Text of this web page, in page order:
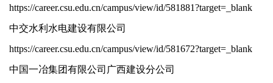
https://career.csu.edu.cn/campus/view/id/581881?target=_blank
中交水利水电建设有限公司
https://career.csu.edu.cn/campus/view/id/581672?target=_blank
中国一冶集团有限公司广西建设分公司